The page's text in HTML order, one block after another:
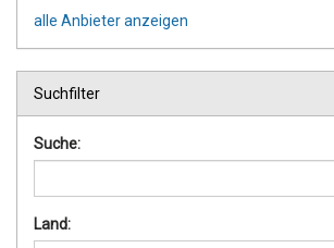
alle Anbieter anzeigen
Suchfilter
Suche:
Land: